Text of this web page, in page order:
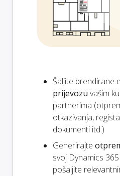
Šaljite brendirane
prijevozu vašim
partnerima
otkazivanja,
dokumenti itd.)
Generirajte
svoj Dynamics
pošaljite